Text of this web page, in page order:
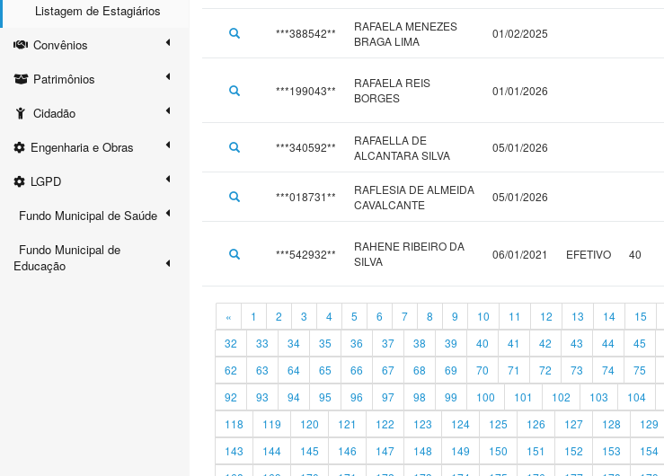
Listagem de Estagiários
Convênios
Patrimônios
Cidadão
Engenharia e Obras
LGPD
Fundo Municipal de Saúde
Fundo Municipal de
Educação
***388542**
RAFAELA MENEZES
BRAGA LIMA
01/02/2025
***199043**
RAFAELA REIS
BORGES
01/01/2026
***340592**
RAFAELLA DE
ALCANTARA SILVA
05/01/2026
***018731**
RAFLESIA DE ALMEIDA
CAVALCANTE
05/01/2026
***542932**
RAHENE RIBEIRO DA
SILVA
06/01/2021 EFETIVO 40
« 1 2 3 4 5 6 7 8 9 10 11 12 13 14 15
32
33 34 35 36 37 38 39 40 41 42 43 44 45
62
63 64 65 66 67 68 69 70 71 72 73 74 75
92
93 94 95 96 97 98 99 100 101 102 103 104
118
119 120 121 122 123 124 125 126 127 128 129
143
144 145 146 147 148 149 150 151 152 153 154